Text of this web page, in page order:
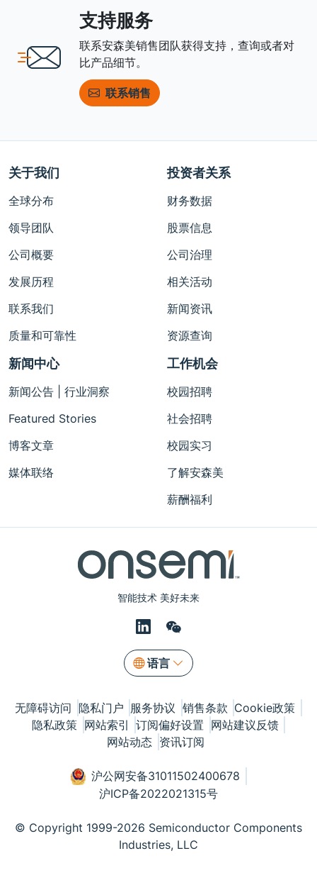
支持服务
联系安森美销售团队获得支持，查询或者对
比产品细节。
联系销售
智能技术 美好未来
语言
关于我们
全球分布
领导团队
公司概要
发展历程
联系我们
质量和可靠性
投资者关系
财务数据
股票信息
公司治理
相关活动
新闻资讯
资源查询
新闻中心
新闻公告 | 行业洞察
Featured Stories
博客文章
媒体联络
工作机会
校园招聘
社会招聘
校园实习
了解安森美
薪酬福利
无障碍访问 隐私门户 服务协议 销售条款 Cookie政策
隐私政策 网站索引 订阅偏好设置 网站建议反馈
网站动态 资讯订阅
沪公网安备31011502400678
沪ICP备2022021315号
© Copyright 1999-2026 Semiconductor Components
Industries, LLC